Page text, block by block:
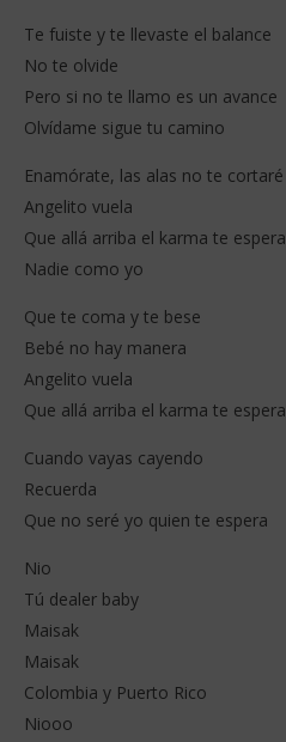
Te fuiste y te llevaste el balance
No te olvide
Pero si no te llamo es un avance
Olvídame sigue tu camino
Enamórate, las alas no te cortaré
Angelito vuela
Que allá arriba el karma te espera
Nadie como yo
Que te coma y te bese
Bebé no hay manera
Angelito vuela
Que allá arriba el karma te espera
Cuando vayas cayendo
Recuerda
Que no seré yo quien te espera
Nio
Tú dealer baby
Maisak
Maisak
Colombia y Puerto Rico
Niooo